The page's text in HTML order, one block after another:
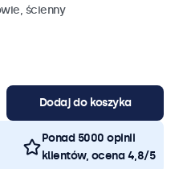
ścienny
Dodaj do koszyka
Ponad 5000 opinii
klientów, ocena 4,8/5